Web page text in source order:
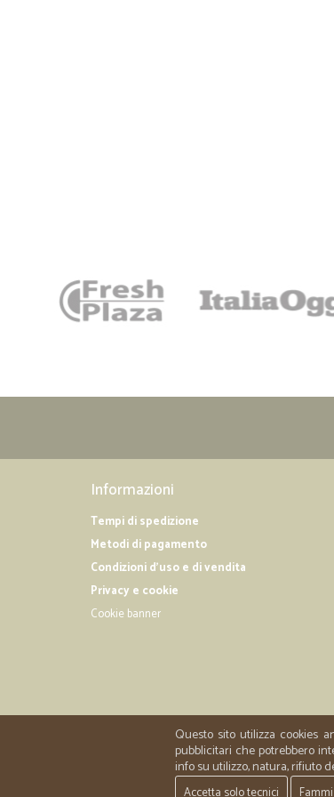
Informazioni
Tempi di spedizione
Metodi di pagamento
Condizioni d'uso e di vendita
Privacy e cookie
Cookie banner
Questo sito utilizza cookies
pubblicitari che potrebbero
info su utilizzo, natura, rifiuto
Accetta solo tecnici